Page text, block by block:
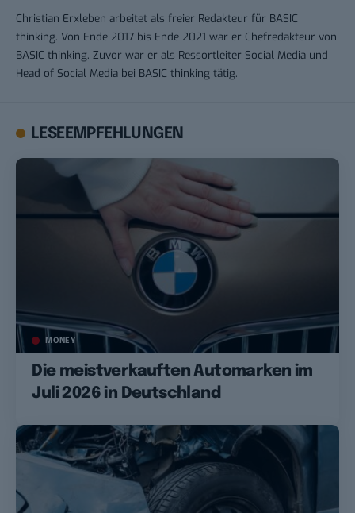
Christian Erxleben arbeitet als freier Redakteur für BASIC
thinking. Von Ende 2017 bis Ende 2021 war er Chefredakteur von
BASIC thinking. Zuvor war er als Ressortleiter Social Media und
Head of Social Media bei BASIC thinking tätig.
LESEEMPFEHLUNGEN
MONEY
Die meistverkauften Automarken im
Juli 2026 in Deutschland